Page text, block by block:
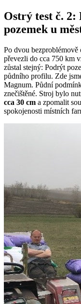
Ostrý test č.
pozemek u
Po dvou bezproblémově
převezli do cca 750 km
zůstal stejný: Podrýt
půdního profilu. Zde
Magnum. Půdní
znečištěné. Stroj bylo
cca 30 cm a zpomalit
spokojenosti místních